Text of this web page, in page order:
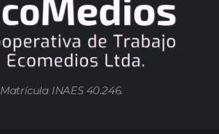
Matrícula INAES 40.246.